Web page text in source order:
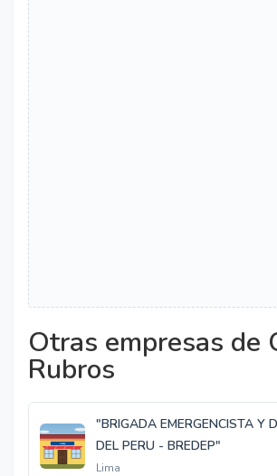
Otras empresas de
Rubros
"BRIGADA EMERGENCISTA Y
DEL PERU - BREDEP"
Lima